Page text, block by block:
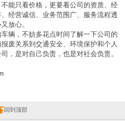
能只看价格，更要看公司的资质、经
经营诚信、业务范围广、服务流程透
放心。
辆，不妨多花点时间了解一下公司的
废关系到交通安全、环境保护和个人
，是对自己负责，也是对社会负责。
回到顶部